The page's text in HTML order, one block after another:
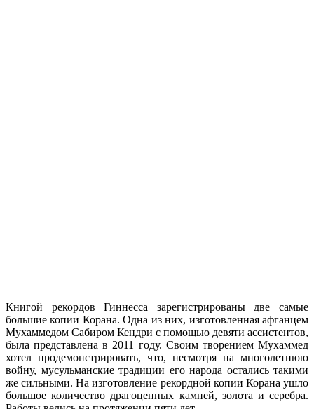
Книгой рекордов Гиннесса зарегистрированы две самые
большие копии Корана. Одна из них, изготовленная афганцем
Мухаммедом Сабиром Кендри с помощью девяти ассистентов,
была представлена в 2011 году. Своим творением Мухаммед
хотел продемонстрировать, что, несмотря на многолетнюю
войну, мусульманские традиции его народа остались такими
же сильными. На изготовление рекордной копии Корана ушло
большое количество драгоценных камней, золота и серебра.